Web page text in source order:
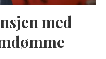
med